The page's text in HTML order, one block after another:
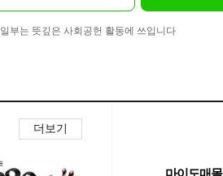
부는 뜻깊은 사회공헌 활동에 쓰입니다
더보기